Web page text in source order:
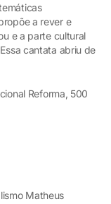
a rever e
e a parte cultural
cantata abriu de
Reforma, 500
Matheus